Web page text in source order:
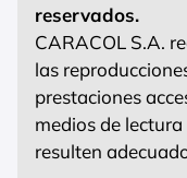
reservados.
CARACOL S.A.
las
prestaciones
medios de
resulten